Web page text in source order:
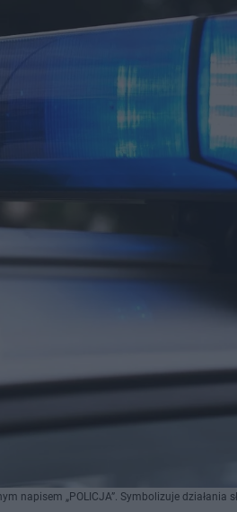
napisem „POLICJA”. Symbolizuje działania